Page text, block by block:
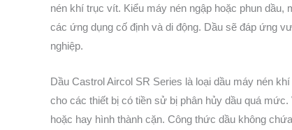
nén khí trục vít. Kiểu máy nén ngập hoặc phun dầu,
các ứng dụng cố định và di động. Dầu sẽ đáp ứng
nghiệp.
Dầu Castrol Aircol SR Series là loại dầu máy nén
cho các thiết bị có tiền sử bị phân hủy dầu quá
hoặc hay hình thành cặn. Công thức dầu không